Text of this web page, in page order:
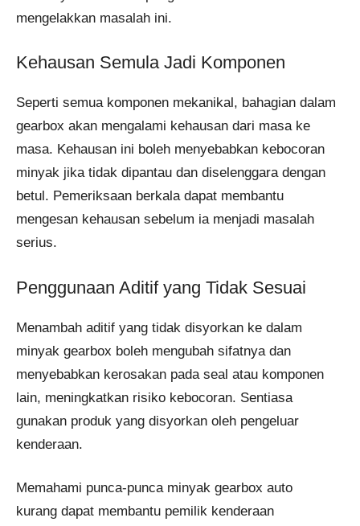
mengelakkan masalah ini.
Kehausan Semula Jadi Komponen
Seperti semua komponen mekanikal, bahagian dalam
gearbox akan mengalami kehausan dari masa ke
masa. Kehausan ini boleh menyebabkan kebocoran
minyak jika tidak dipantau dan diselenggara dengan
betul. Pemeriksaan berkala dapat membantu
mengesan kehausan sebelum ia menjadi masalah
serius.
Penggunaan Aditif yang Tidak Sesuai
Menambah aditif yang tidak disyorkan ke dalam
minyak gearbox boleh mengubah sifatnya dan
menyebabkan kerosakan pada seal atau komponen
lain, meningkatkan risiko kebocoran. Sentiasa
gunakan produk yang disyorkan oleh pengeluar
kenderaan.
Memahami punca-punca minyak gearbox auto
kurang dapat membantu pemilik kenderaan